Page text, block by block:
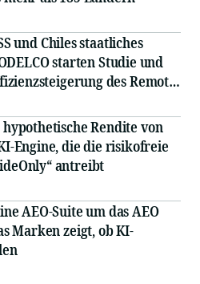
und Chiles staatliches
starten Studie und
des Remote-
mittels IOWN APN
Rendite von
Engine, die die risikofreie
antreibt
AEO-Suite um das AEO
Marken zeigt, ob KI-